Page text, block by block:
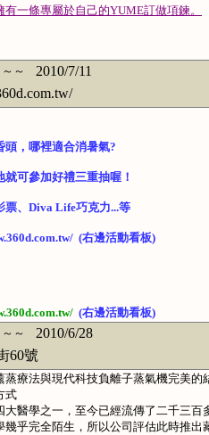
一條專屬於自己的YUME訂做項鍊。
～～
2010/7/11
頭，哪裡適合消暑氣?
可參加好禮三重抽喔！
票、Diva Life巧克力...等
(右邊活動看板)
(右邊活動看板)
～～
2010/6/28
60號
蒸療法與現代科技負離子蒸氣機完美的
式
大醫學之一，至今已經流傳了二千三
幾乎完全陌生，所以公司評估此時推